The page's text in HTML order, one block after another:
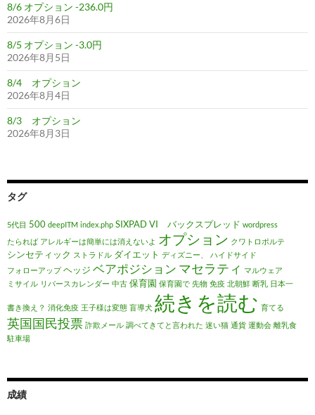
8/6 オプション -236.0円
2026年8月6日
8/5 オプション -3.0円
2026年8月5日
8/4 オプション
2026年8月4日
8/3 オプション
2026年8月3日
タグ
5代目 500 deepITM index.php SIXPADVI バックスプレッド wordpress
たられば アレルギーは簡単には消えないよ オプション クワトロポルテ
シンセティック ストラドル ダイエット ディズニー、
ハイドサイド
フォローアップ ヘッジ ベアポジション マセラティ マルウェア
ミサイル リバースカレンダー 中古 保育園 保育園で 先物 免疫 北朝鮮 断乳 日本一
書き換え？ 消化免疫 王子様は変態 盲導犬 続きを読む 育てる
英国国民投票 詐欺メール 調べてきてと言われた 迷い猫 通貨 運動会 離乳食
駐車場
成績